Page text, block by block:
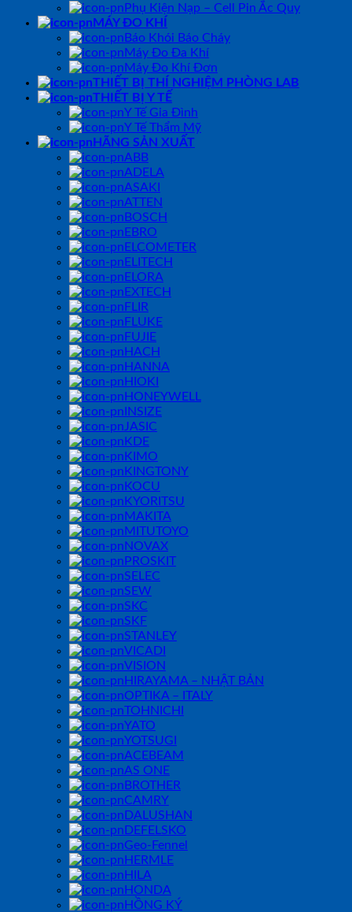
Phụ Kiện Nạp – Cell Pin Ắc Quy
MÁY ĐO KHÍ
Báo Khói Báo Cháy
Máy Đo Đa Khí
Máy Đo Khí Đơn
THIẾT BỊ THÍ NGHIỆM PHÒNG LAB
THIẾT BỊ Y TẾ
Y Tế Gia Đình
Y Tế Thẩm Mỹ
HÃNG SẢN XUẤT
ABB
ADELA
ASAKI
ATTEN
BOSCH
EBRO
ELCOMETER
ELITECH
ELORA
EXTECH
FLIR
FLUKE
FUJIE
HACH
HANNA
HIOKI
HONEYWELL
INSIZE
JASIC
KDE
KIMO
KINGTONY
KOCU
KYORITSU
MAKITA
MITUTOYO
NOVAX
PROSKIT
SELEC
SEW
SKC
SKF
STANLEY
VICADI
VISION
HIRAYAMA – NHẬT BẢN
OPTIKA – ITALY
TOHNICHI
YATO
YOTSUGI
ACEBEAM
AS ONE
BROTHER
CAMRY
DALUSHAN
DEFELSKO
Geo-Fennel
HERMLE
HILA
HONDA
HỒNG KÝ